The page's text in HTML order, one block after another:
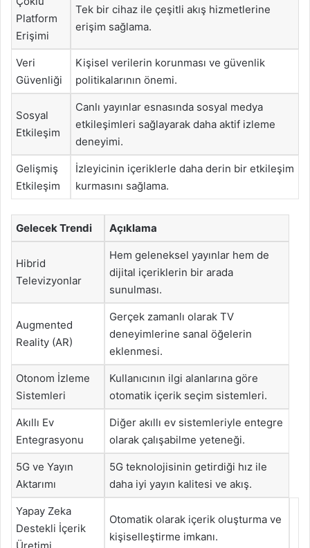
Platform
Erişimi
Tek bir cihaz ile çeşitli akış hizmetlerine
erişim sağlama.
Veri
Güvenliği
Kişisel verilerin korunması ve güvenlik
politikalarının önemi.
Sosyal
Etkileşim
Canlı yayınlar esnasında sosyal medya
etkileşimleri sağlayarak daha aktif izleme
deneyimi.
Gelişmiş
Etkileşim
İzleyicinin içeriklerle daha derin bir etkileşim
kurmasını sağlama.
Gelecek Trendi Açıklama
Hibrid
Televizyonlar
Hem geleneksel yayınlar hem de
dijital içeriklerin bir arada
sunulması.
Augmented
Reality (AR)
Gerçek zamanlı olarak TV
deneyimlerine sanal öğelerin
eklenmesi.
Otonom İzleme
Sistemleri
Kullanıcının ilgi alanlarına göre
otomatik içerik seçim sistemleri.
Akıllı Ev
Entegrasyonu
Diğer akıllı ev sistemleriyle entegre
olarak çalışabilme yeteneği.
5G ve Yayın
Aktarımı
5G teknolojisinin getirdiği hız ile
daha iyi yayın kalitesi ve akış.
Yapay Zeka
Destekli İçerik
Otomatik olarak içerik oluşturma ve
kişiselleştirme imkanı.